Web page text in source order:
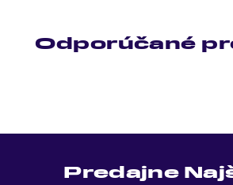
Odporúčané
Predajne